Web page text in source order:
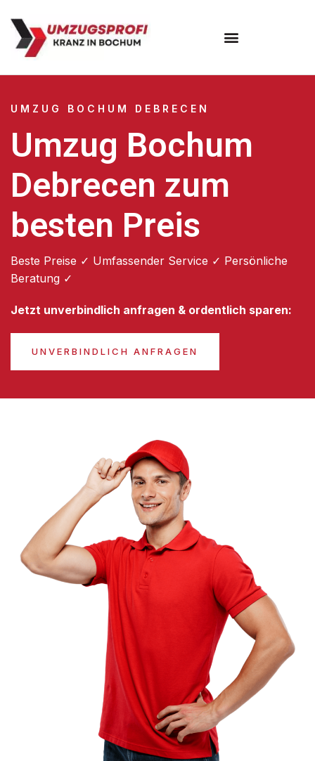
UMZUG BOCHUM DEBRECEN
Umzug Bochum
Debrecen zum
besten Preis
Beste Preise ✓ Umfassender Service ✓ Persönliche
Beratung ✓
Jetzt unverbindlich anfragen & ordentlich sparen:
UNVERBINDLICH ANFRAGEN